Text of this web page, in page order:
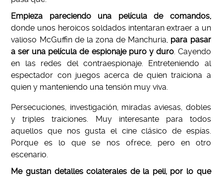
Empieza pareciendo una película de comandos,
donde unos heroicos soldados intentaran extraer a un
valioso McGuffin de la zona de Manchuria, para pasar
a ser una película de espionaje puro y duro. Cayendo
en las redes del contraespionaje. Entreteniendo al
espectador con juegos acerca de quien traiciona a
quien y manteniendo una tensión muy viva.
Persecuciones, investigación, miradas aviesas, dobles
y triples traiciones. Muy interesante para todos
aquellos que nos gusta el cine clásico de espías.
Porque es lo que se nos ofrece, pero en otro
escenario.
Me gustan detalles colaterales de la peli, por lo que